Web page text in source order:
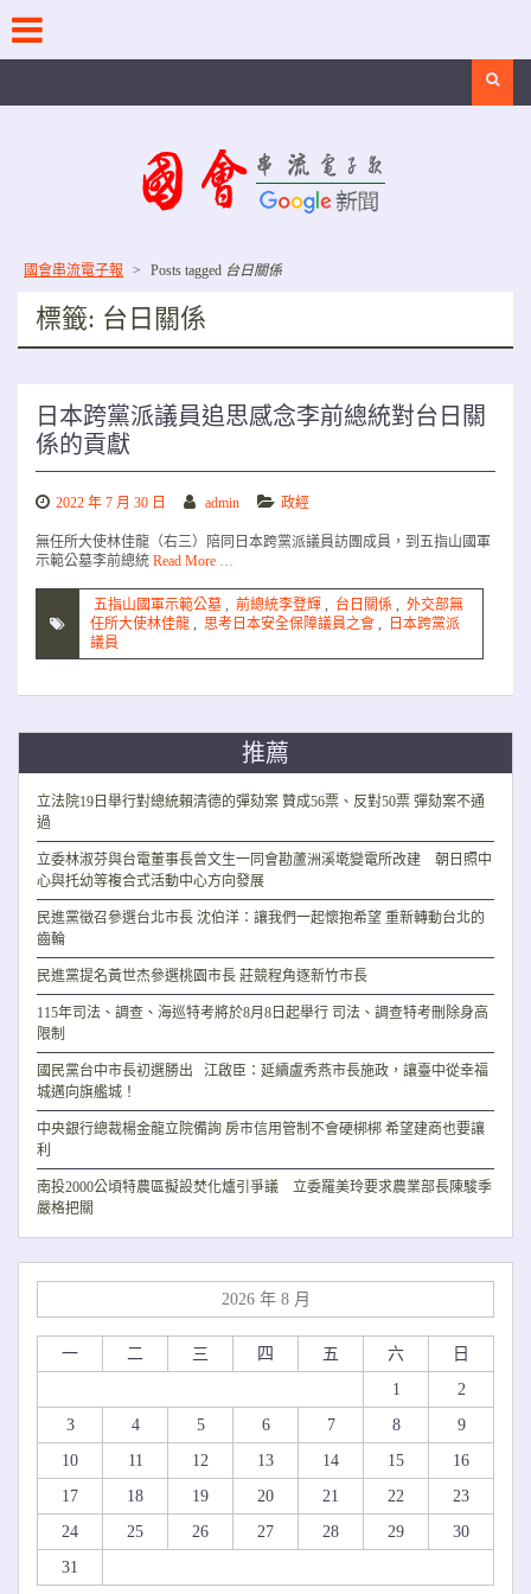
content
國會串流電子報 > Posts tagged 台日關係
標籤: 台日關係
日本跨黨派議員追思感念李前總統對台日關
係的貢獻
2022 年 7 月 30 日 admin 政經
無任所大使林佳龍（右三）陪同日本跨黨派議員訪團成員，到五指山國軍
示範公墓李前總統 Read More …
五指山國軍示範公墓 , 前總統李登輝 , 台日關係 , 外交部無
任所大使林佳龍 , 思考日本安全保障議員之會 ,
日本跨黨派
議員
推薦
立法院19日舉行對總統賴清德的彈劾案 贊成56票、反對50票 彈劾案不通
過
立委林淑芬與台電董事長曾文生一同會勘蘆洲溪墘變電所改建 朝日照中
心與托幼等複合式活動中心方向發展
民進黨徵召參選台北市長 沈伯洋：讓我們一起懷抱希望 重新轉動台北的
齒輪
民進黨提名黃世杰參選桃園市長 莊競程角逐新竹市長
115年司法、調查、海巡特考將於8月8日起舉行 司法、調查特考刪除身高
限制
國民黨台中市長初選勝出 江啟臣：延續盧秀燕市長施政，讓臺中從幸福
城邁向旗艦城！
中央銀行總裁楊金龍立院備詢 房市信用管制不會硬梆梆 希望建商也要讓
利
南投2000公頃特農區擬設焚化爐引爭議 立委羅美玲要求農業部長陳駿季
嚴格把關
2026 年 8 月
一 二 三 四 五 六
日
1
2
3
4 5 6 7 8
9
10
11 12 13 14 15
16
17
18 19 20 21 22
23
24
25 26 27 28 29
30
31